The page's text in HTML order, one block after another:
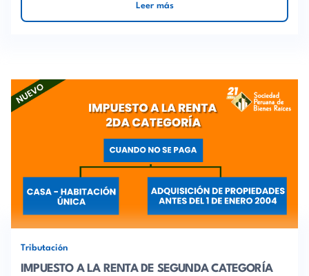
Leer más
Tributación
IMPUESTO A LA RENTA DE SEGUNDA CATEGORÍA